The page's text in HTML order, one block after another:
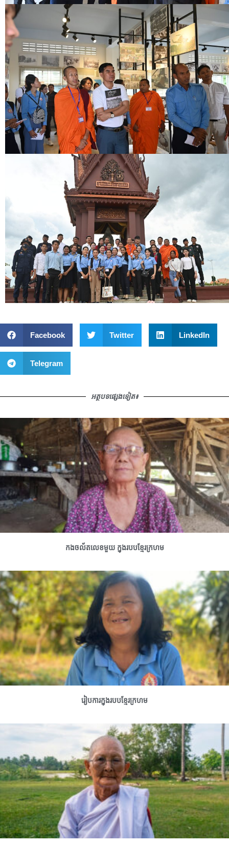
Facebook Twitter LinkedIn
Telegram
អត្ថបទផ្សេងទៀត៖
កងចល័តលេខមួយ ក្នុងរបបខ្មែរក្រហម
រៀបការក្នុងរបបខ្មែរក្រហម